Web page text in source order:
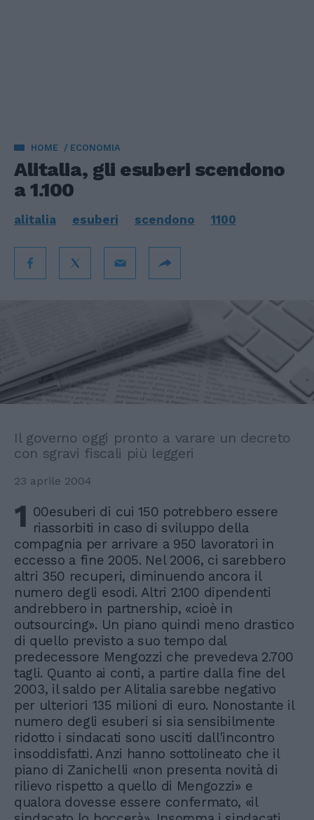
HOME ECONOMIA
Alitalia, gli esuberi scendono
a 1.100
alitalia esuberi scendono 1100
Il governo oggi pronto a varare un decreto
con sgravi fiscali più leggeri
23 aprile 2004
1 00esuberi di cui 150 potrebbero essere
riassorbiti in caso di sviluppo della
compagnia per arrivare a 950 lavoratori in
eccesso a fine 2005. Nel 2006, ci sarebbero
altri 350 recuperi, diminuendo ancora il
numero degli esodi. Altri 2.100 dipendenti
andrebbero in partnership, «cioè in
outsourcing». Un piano quindi meno drastico
di quello previsto a suo tempo dal
predecessore Mengozzi che prevedeva 2.700
tagli. Quanto ai conti, a partire dalla fine del
2003, il saldo per Alitalia sarebbe negativo
per ulteriori 135 milioni di euro. Nonostante il
numero degli esuberi si sia sensibilmente
ridotto i sindacati sono usciti dall'incontro
insoddisfatti. Anzi hanno sottolineato che il
piano di Zanichelli «non presenta novità di
rilievo rispetto a quello di Mengozzi» e
qualora dovesse essere confermato, «il